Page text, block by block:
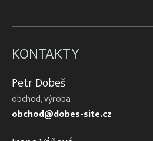
KONTAKTY
Petr Dobeš
obchod, výroba
obchod@dobes-site.cz